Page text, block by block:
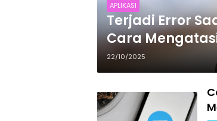
APLIKASI
Terjadi Error
Cara
22/10/2025